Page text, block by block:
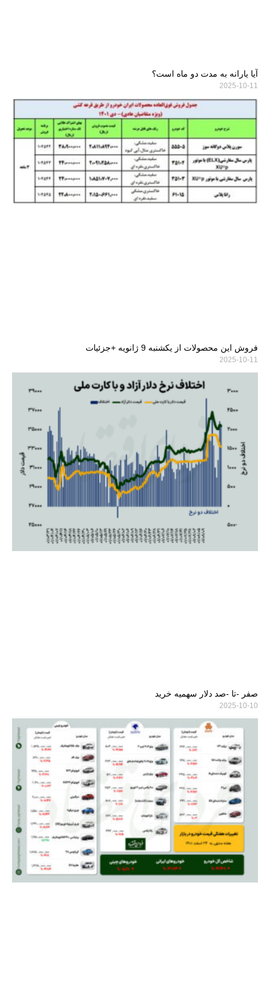
آیا یارانه به مدت دو ماه است؟
2025-10-11
فروش این محصولات از یکشنبه 9 ژانویه +جزئیات
2025-10-11
صفر -تا -صد دلار سهمیه خرید
2025-10-10